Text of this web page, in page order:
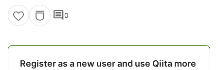
comment0
Register as a new user and use Qiita more